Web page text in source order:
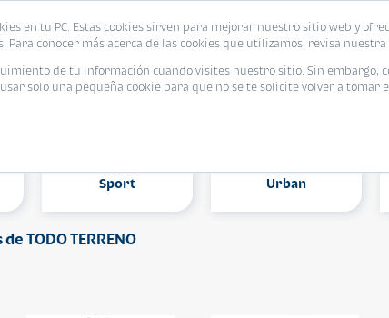
en tu PC. Estas cookies sirven para mejorar nuestro sitio web y
Para conocer más acerca de las cookies que utilizamos, revisa
de tu información cuando visites nuestro sitio. Sin embargo,
solo una pequeña cookie para que no se te solicite volver a tomar
Sport Urban
TODO TERRENO